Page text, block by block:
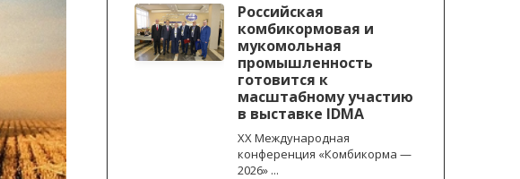
Российская
комбикормовая и
мукомольная
промышленность
готовится к
масштабному участию
в выставке IDMA
XX Международная
конференция «Комбикорма —
2026» ...